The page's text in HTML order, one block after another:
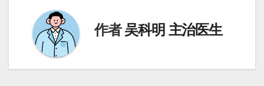
作者吴科明 主治医生